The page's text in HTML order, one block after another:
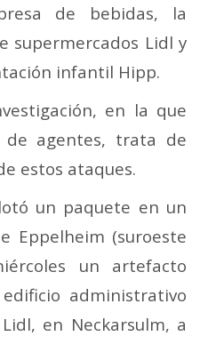
de bebidas, la
supermercados Lidl y
infantil Hipp.
en la que
agentes, trata de
estos ataques.
un paquete en un
Eppelheim (suroeste
un artefacto
administrativo
en Neckarsulm, a